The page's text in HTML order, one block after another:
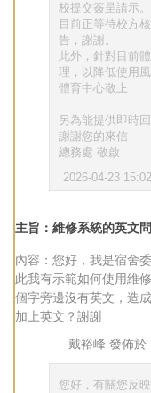
校提交簽呈請示。
目前正等待校方
告，謝謝。
此外，針對目前
理，以降低使用
體育中心敬上
另為能提供即時
謝謝您的來信
總務處 敬啟
2026-04-23
主旨：維修系統的英文
內容：您好，我是宿舍
此我有示範如何使用維
個字旁邊沒有英文，造
加上英文？謝謝
戴裕峰 發佈於
您好，有關您反